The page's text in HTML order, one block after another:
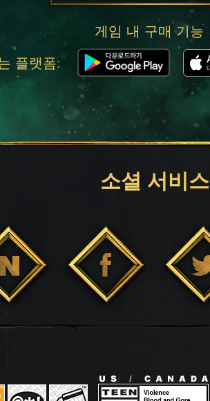
게임 내 구매 기능
플랫폼:
소셜 서비스